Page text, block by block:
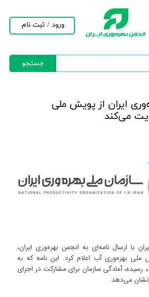
جستجو
ورود / ثبت نام
ایران از پویش ملی
می‌کند
با ارسال نامه‌ای به انجمن بهره‌وری ایران،
بهره‌وری آب اعلام کرد. این نامه که به
رسیده، آمادگی سازمان برای مشارکت در اجرای
نشان می‌دهد.